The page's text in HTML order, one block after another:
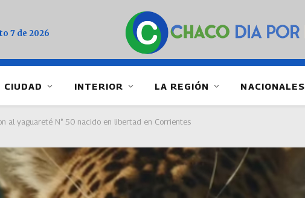
7 de 2026
CIUDAD INTERIOR LA REGIÓN NACIONALES
al yaguareté N° 50 nacido en libertad en Corrientes